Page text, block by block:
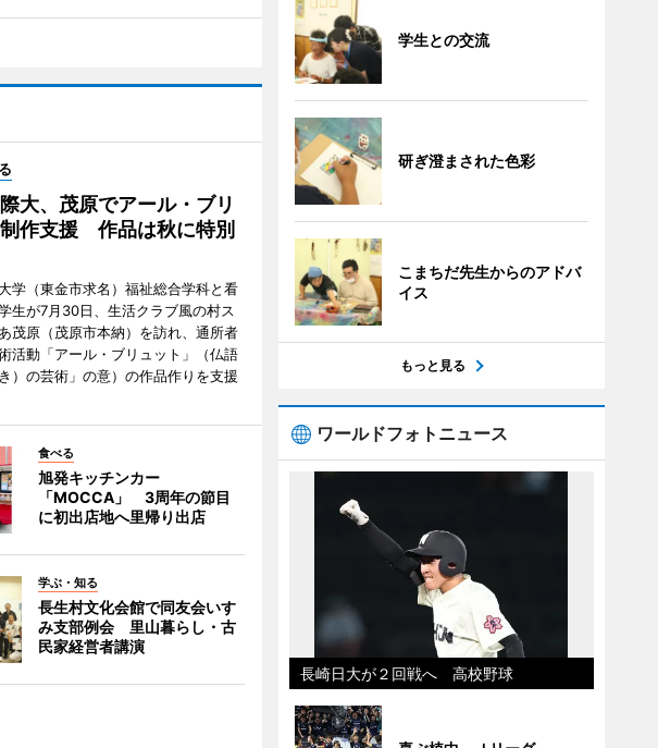
大、茂原でアール・ブリ
作支援 作品は秋に特別
学（東金市求名）福祉総合学科と看
生が7月30日、生活クラブ風の村ス
茂原（茂原市本納）を訪れ、通所者
活動「アール・ブリュット」（仏語
）の芸術」の意）の作品作りを支援
食べる
旭発キッチンカー
「MOCCA」 3周年の節目
に初出店地へ里帰り出店
学ぶ・知る
長生村文化会館で同友会いす
み支部例会 里山暮らし・古
民家経営者講演
学生との交流
研ぎ澄まされた色彩
こまちだ先生からのアドバ
イス
もっと見る
ワールドフォトニュース
長崎日大が２回戦へ 高校野球